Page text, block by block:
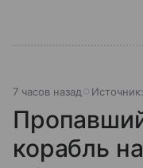
7 часов назад Источник:
корабль